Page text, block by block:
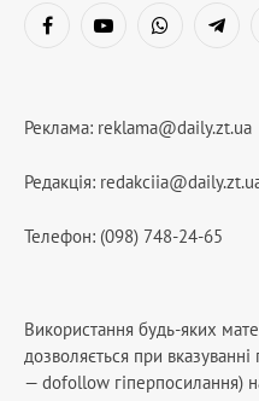
FacebookYouTubeWhatsApp
Реклама: reklama@daily.zt.ua
Редакція:
Телефон: (098) 748-24-65
Використання будь-яких
дозволяється при
— dofollow гіперпосилання)